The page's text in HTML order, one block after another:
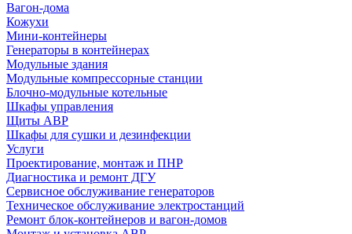
Вагон-дома
Кожухи
Мини-контейнеры
Генераторы в контейнерах
Модульные здания
Модульные компрессорные станции
Блочно-модульные котельные
Шкафы управления
Щиты АВР
Шкафы для сушки и дезинфекции
Услуги
Проектирование, монтаж и ПНР
Диагностика и ремонт ДГУ
Сервисное обслуживание генераторов
Техническое обслуживание электростанций
Ремонт блок-контейнеров и вагон-домов